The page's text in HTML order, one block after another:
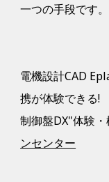
一つの手段です。
電機設計CAD
携が体験できる!
制御盤DX"体験
ンセンター